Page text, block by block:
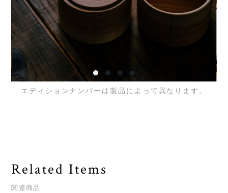
エディションナンバーは製品によって異なります。
Related Items
関連商品